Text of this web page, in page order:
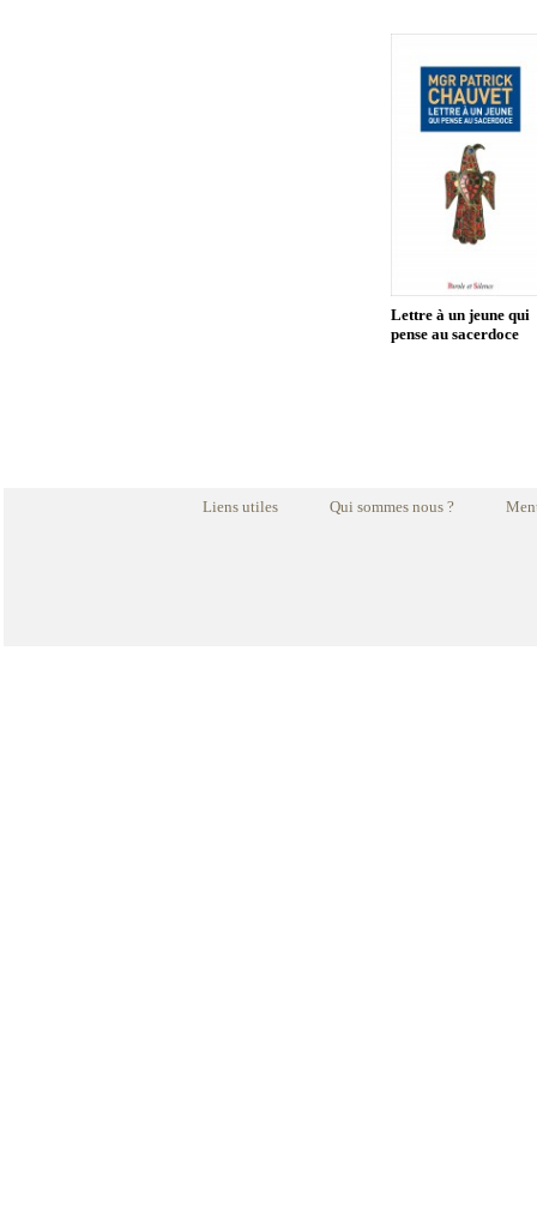
Lettre à un jeune qui
pense au sacerdoce
Liens utiles Qui sommes nous ?